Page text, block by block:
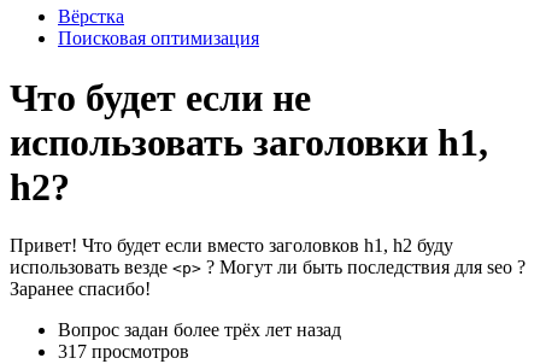
Вёрстка
Поисковая оптимизация
Что будет если не
использовать заголовки h1,
h2?
Привет! Что будет если вместо заголовков h1, h2 буду
использовать везде <p> ? Могут ли быть последствия для seo ?
Заранее спасибо!
Вопрос задан более трёх лет назад
317 просмотров